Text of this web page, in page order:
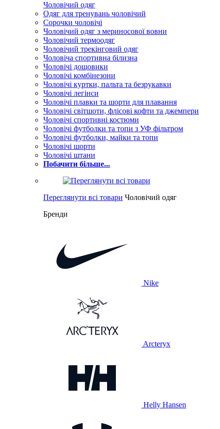
Чоловічий одяг
Одяг для тренувань чоловічий
Сорочки чоловічі
Чоловічий одяг з мериносової вовни
Чоловічий термоодяг
Чоловічий трекінговий одяг
Чоловіча спортивна білизна
Чоловічі дощовики
Чоловічі комбінезони
Чоловічі куртки, пальта та безрукавки
Чоловічі легінси
Чоловічі плавки та шорти для плавання
Чоловічі світшоти, флісові кофти та джемпери
Чоловічі спортивні костюми
Чоловічі футболки та топи з УФ фільтром
Чоловічі футболки, майки та топи
Чоловічі шорти
Чоловічі штани
Побачити більше...
Переглянути всі товари Чоловічий одяг
Бренди
Nike
Arcteryx
Helly Hansen